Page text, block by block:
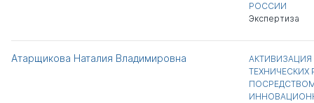
РОССИИ
Экспертиза
Атарщикова Наталия Владимировна
ТЕХНИЧЕСКИХ